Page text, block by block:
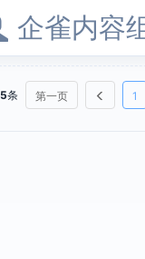
企雀内容
5条 第一页 1